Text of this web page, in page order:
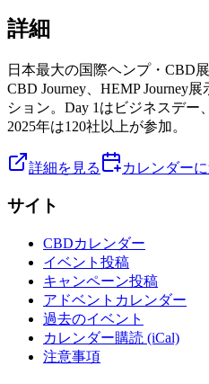
詳細
日本最大の国際ヘンプ・CBD
CBD Journey、HEMP Journey
ション。Day 1はビジネスデー
2025年は120社以上が参加。
詳細を見る カレンダー
サイト
CBDカレンダー
イベント投稿
キャンペーン投稿
アドベントカレンダー
過去のイベント
カレンダー購読 (iCal)
注意事項